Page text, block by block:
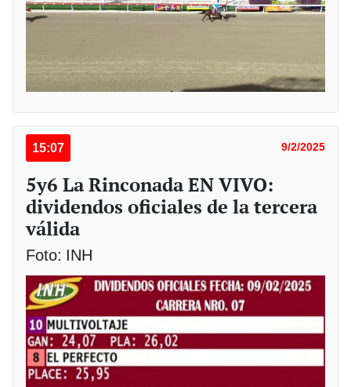
15:07 9/2/2025
5y6 La Rinconada EN VIVO:
dividendos oficiales de la tercera
válida
Foto: INH